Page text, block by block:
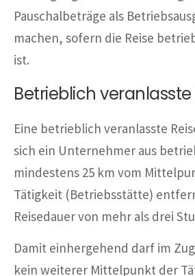
Pauschalbeträge als
machen, sofern die Reise
ist.
Betrieblich veranlasste
Eine betrieblich veranlasste
sich ein Unternehmer aus
mindestens 25 km vom
Tätigkeit (Betriebsstätte)
Reisedauer von mehr als drei
Damit einhergehend darf im
kein weiterer Mittelpunkt der